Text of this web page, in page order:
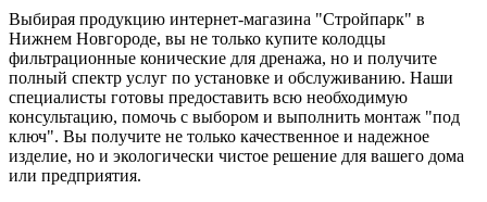
Выбирая продукцию интернет-магазина "Стройпарк" в
Нижнем Новгороде, вы не только купите колодцы
фильтрационные конические для дренажа, но и получите
полный спектр услуг по установке и обслуживанию. Наши
специалисты готовы предоставить всю необходимую
консультацию, помочь с выбором и выполнить монтаж "под
ключ". Вы получите не только качественное и надежное
изделие, но и экологически чистое решение для вашего дома
или предприятия.